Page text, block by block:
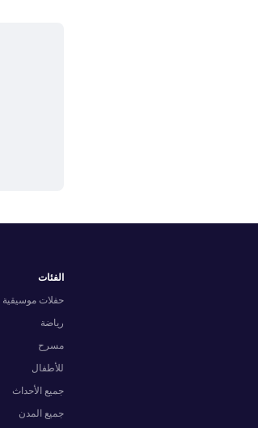
الفئات
حفلات موسيقية
رياضة
مسرح
للأطفال
جميع الأحداث
جميع المدن